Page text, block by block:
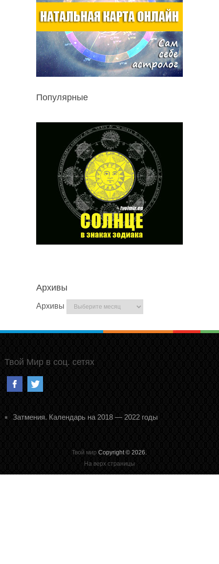
Популярные
Архивы
Архивы
Твой Мир в соц. сетях
Затмения. Календарь на 2018 — 2022 годы
Твой мир Copyright © 2026.
На верх страницы